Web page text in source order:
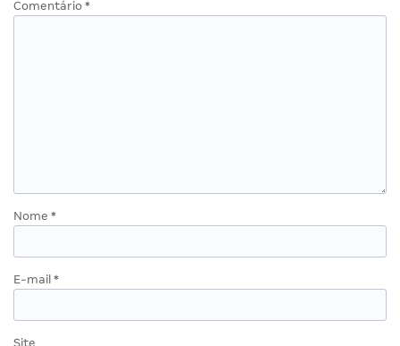
Comentário *
Nome *
E-mail *
Site